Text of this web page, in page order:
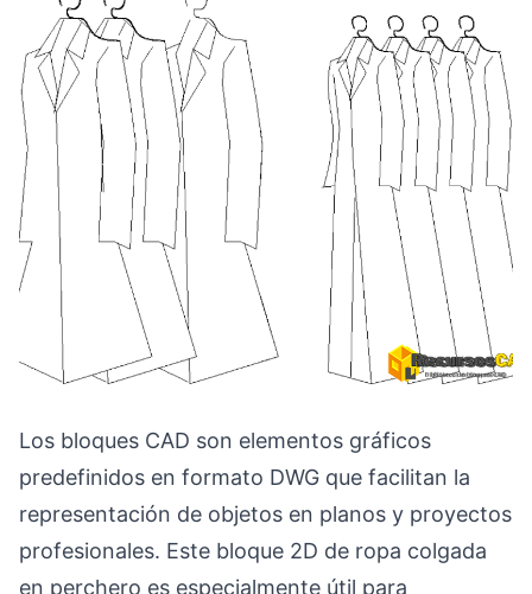
Los bloques CAD son elementos gráficos
predefinidos en formato DWG que facilitan la
representación de objetos en planos y proyectos
profesionales. Este bloque 2D de ropa colgada
en perchero es especialmente útil para